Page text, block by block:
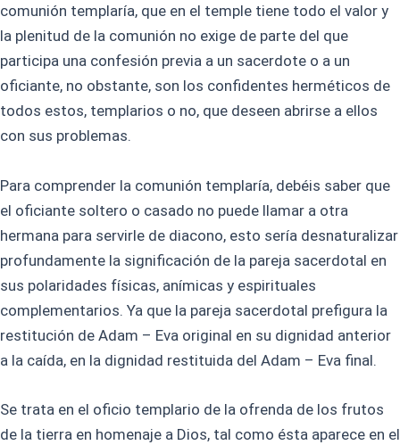
comunión templaría, que en el temple tiene todo el valor y
la plenitud de la comunión no exige de parte del que
participa una confesión previa a un sacerdote o a un
oficiante, no obstante, son los confidentes herméticos de
todos estos, templarios o no, que deseen abrirse a ellos
con sus problemas.
Para comprender la comunión templaría, debéis saber que
el oficiante soltero o casado no puede llamar a otra
hermana para servirle de diacono, esto sería desnaturalizar
profundamente la significación de la pareja sacerdotal en
sus polaridades físicas, anímicas y espirituales
complementarios. Ya que la pareja sacerdotal prefigura la
restitución de Adam – Eva original en su dignidad anterior
a la caída, en la dignidad restituida del Adam – Eva final.
Se trata en el oficio templario de la ofrenda de los frutos
de la tierra en homenaje a Dios, tal como ésta aparece en el